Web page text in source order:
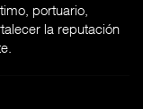
portuario,
la reputación